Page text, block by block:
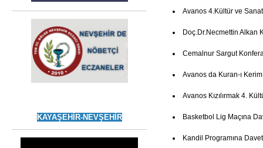
KAYAŞEHİR-NEVŞEHİR
Avanos 4.Kültür ve
Doç.Dr.Necmettin Alkan
Cemalnur Sargut
Avanos da Kuran-ı
Avanos Kızılırmak 4.
Basketbol Lig Maçına
Kandil Programına Davet